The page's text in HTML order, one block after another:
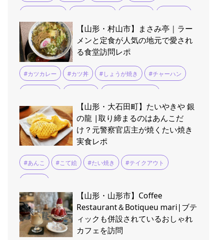
#東根温泉 #肉そば #駐車場広い
【山形・村山市】まさみ亭｜ラー
メンと定食が人気の地元で愛され
る食堂訪問レポ
#カツカレー #カツ丼 #しょうが焼き #チャーハン
#五目ラーメン #餃子
【山形・大石田町】たいやきや 銀
の龍 |取り締まるのはあんこだ
け？元警察官店主が焼くたい焼き
実食レポ
#あんこ #こて絵 #たい焼き #テイクアウト
【山形・山形市】Coffee
Restaurant＆Botiqueu mari|ブテ
ィックも併設されているおしゃれ
カフェを訪問